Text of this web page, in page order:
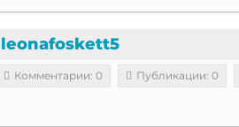
leonafoskett5
Комментарии: 0 Публикации: 0